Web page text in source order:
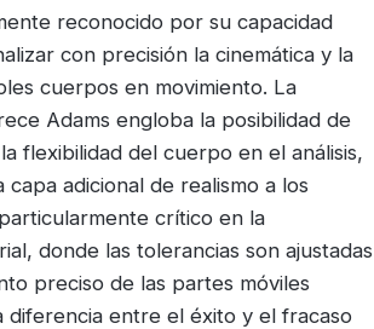
reconocido por su capacidad
con precisión la cinemática y la
cuerpos en movimiento. La
Adams engloba la posibilidad de
flexibilidad del cuerpo en el análisis,
capa adicional de realismo a los
crítico en la
donde las tolerancias son ajustadas
preciso de las partes móviles
diferencia entre el éxito y el fracaso